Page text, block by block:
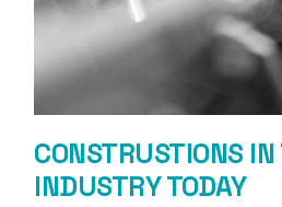
CONSTRUSTIONS
INDUSTRY TODAY